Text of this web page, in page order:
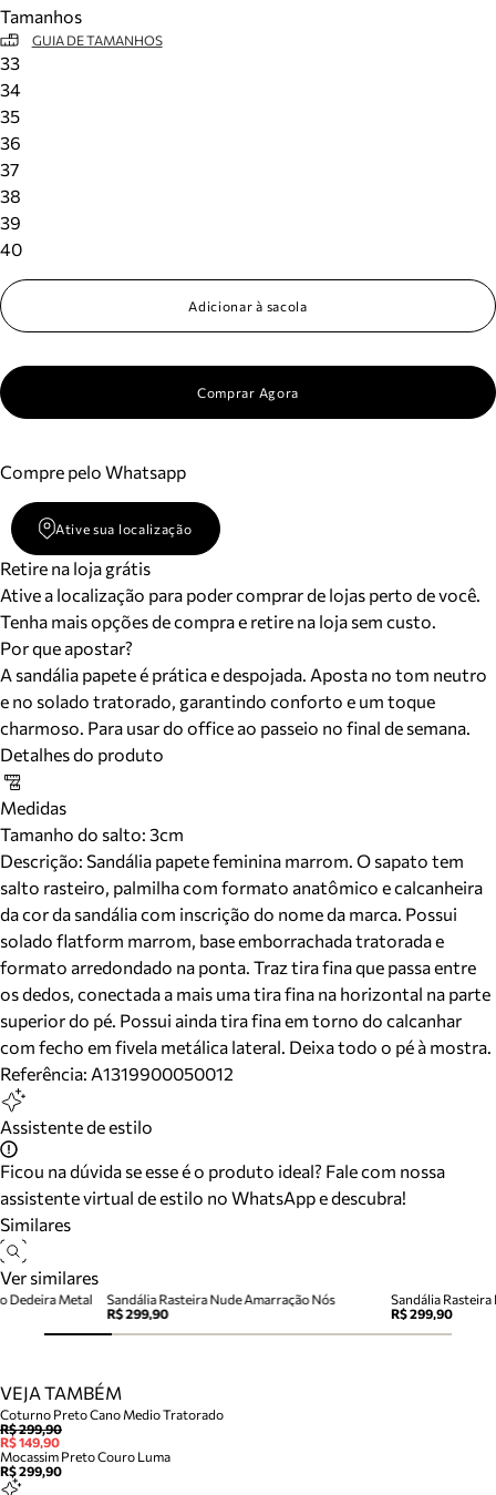
Tamanhos
GUIA DE TAMANHOS
33
34
35
36
37
38
39
40
Adicionar à sacola
Comprar Agora
Compre pelo Whatsapp
Ative sua localização
Retire na loja grátis
Ative a localização para poder comprar de lojas perto de você.
Tenha mais opções de compra e retire na loja sem custo.
Por que apostar?
A sandália papete é prática e despojada. Aposta no tom neutro
e no solado tratorado, garantindo conforto e um toque
charmoso. Para usar do office ao passeio no final de semana.
Detalhes do produto
Medidas
Tamanho do salto: 3cm
Descrição: Sandália papete feminina marrom. O sapato tem
salto rasteiro, palmilha com formato anatômico e calcanheira
da cor da sandália com inscrição do nome da marca. Possui
solado flatform marrom, base emborrachada tratorada e
formato arredondado na ponta. Traz tira fina que passa entre
os dedos, conectada a mais uma tira fina na horizontal na parte
superior do pé. Possui ainda tira fina em torno do calcanhar
com fecho em fivela metálica lateral. Deixa todo o pé à mostra.
Referência: A1319900050012
Assistente de estilo
Ficou na dúvida se esse é o produto ideal? Fale com nossa
assistente virtual de estilo no WhatsApp e descubra!
Similares
Ver similares
Sandália Rasteira Nude Amarração Nós
R$ 299,90
Sandália
R$ 299,90
Dedeira Metal
VEJA TAMBÉM
Coturno Preto Cano Medio Tratorado
R$ 299,90
R$ 149,90
Mocassim Preto Couro Luma
R$ 299,90